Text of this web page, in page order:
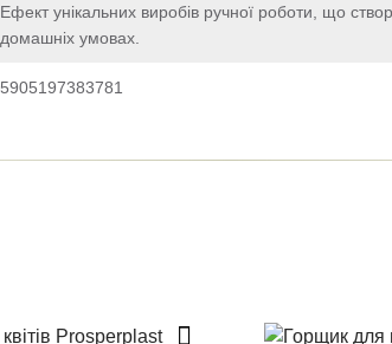
Ефект унікальних виробів ручної роботи, що
домашніх умовах.
5905197383781